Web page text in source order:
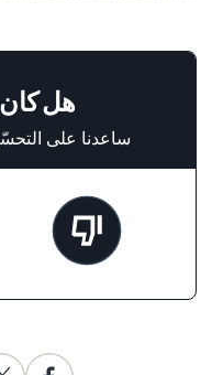
هل كان
ساعدنا على